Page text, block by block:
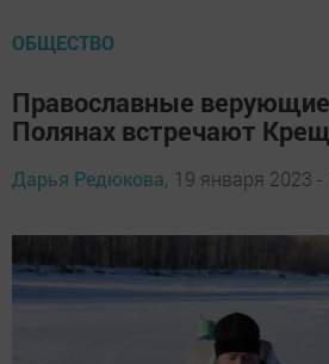
ОБЩЕСТВО
Православные
Полянах встречают
Дарья Редюкова, 19 января 2023 -